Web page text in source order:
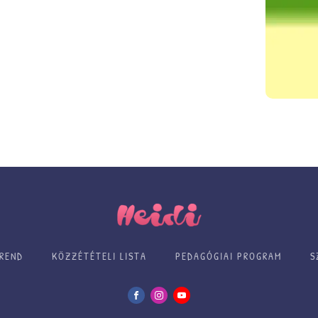
KÖZZÉTÉTELI LISTA PEDAGÓGIAI PROGRAM